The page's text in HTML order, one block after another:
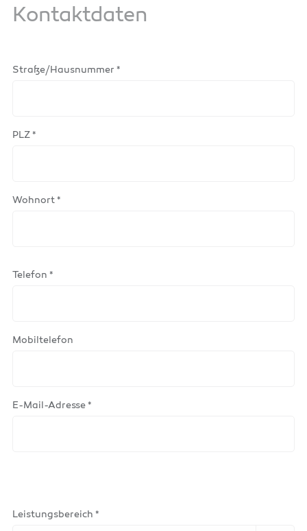
Kontaktdaten
Straße/Hausnummer *
PLZ *
Wohnort *
Telefon *
Mobiltelefon
E-Mail-Adresse *
Leistungsbereich *